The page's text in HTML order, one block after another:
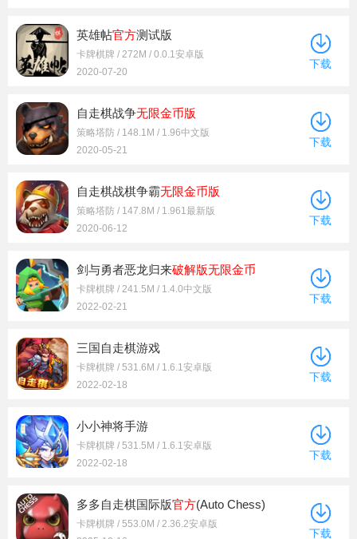
英雄帖官方测试版
卡牌棋牌 / 272M / 0.0.1安卓版
2020-07-20
下载
自走棋战争无限金币版
策略塔防 / 148.1M / 1.96中文版
2020-05-21
下载
自走棋战棋争霸无限金币版
策略塔防 / 147.8M / 1.961最新版
2020-06-12
下载
剑与勇者恶龙归来破解版无限金币
卡牌棋牌 / 241.5M / 1.4.0中文版
2022-02-21
下载
三国自走棋游戏
卡牌棋牌 / 531.6M / 1.6.1安卓版
2022-02-18
下载
小小神将手游
卡牌棋牌 / 531.5M / 1.6.1安卓版
2022-02-18
下载
多多自走棋国际版官方(Auto Chess)
卡牌棋牌 / 553.0M / 2.36.2安卓版
下载